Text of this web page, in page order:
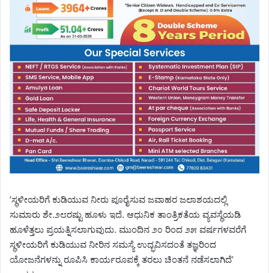
’ಸ್ಥಳೀಯರಿಗೆ ಕುಡಿಯುವ ನೀರು ಪೂರೈಸುವ ಜವಾಹರ ಜಲಾಶಯದಲ್ಲಿ
ಸುಮಾರು ಶೇ.೨೮ರಷ್ಟು ಹೂಳು ಇದೆ. ಆಧುನಿಕ ತಾಂತ್ರಿಕತೆಯ ವ್ಯವಸ್ಥೆಯಡಿ
ಹೂಳೆತ್ತಲು ಪ್ರಯತ್ನಿಸಲಾಗುವುದು. ಮುಂದಿನ ೨೦ ರಿಂದ ೨೫ ವರ್ಷಗಳವರೆಗೆ
ಸ್ಥಳೀಯರಿಗೆ ಕುಡಿಯುವ ನೀರಿನ ಸಮಸ್ಯೆ ಉದ್ಭವಿಸದಂತೆ ತಜ್ಞರಿಂದ
ಯೋಜನೆಗಳನ್ನು ರೂಪಿಸಿ ಕಾರ್ಯರೂಪಕ್ಕೆ ತರಲು ಚಿಂತನೆ ನಡೆಸಲಾಗಿದೆ’